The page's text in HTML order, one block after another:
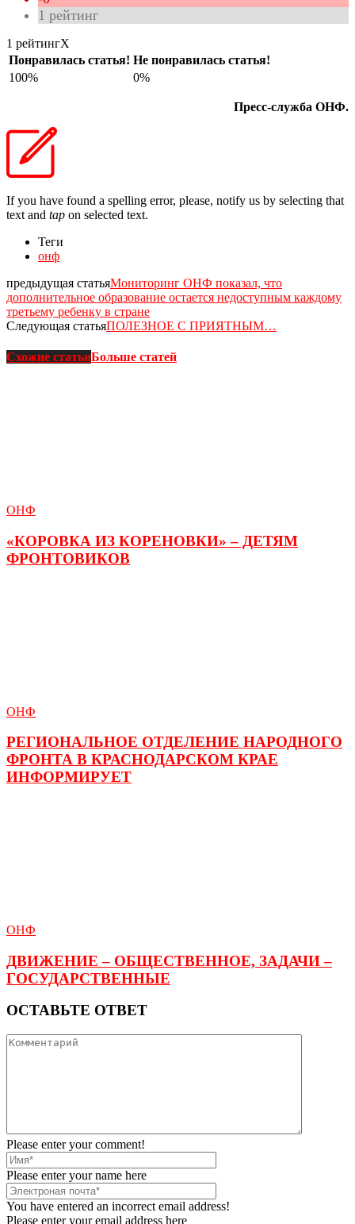
1 рейтинг
1 рейтингX
Понравилась статья! Не понравилась статья!
100%
0%
Пресс-служба ОНФ.
If you have found a spelling error, please, notify us by selecting that
text and tap on selected text.
Теги
онф
предыдущая статьяМониторинг ОНФ показал, что
дополнительное образование остается недоступным каждому
третьему ребенку в стране
Следующая статьяПОЛЕЗНОЕ С ПРИЯТНЫМ…
Схожие статьиБольше статей
ОНФ
«КОРОВКА ИЗ КОРЕНОВКИ» – ДЕТЯМ
ФРОНТОВИКОВ
ОНФ
РЕГИОНАЛЬНОЕ ОТДЕЛЕНИЕ НАРОДНОГО
ФРОНТА В КРАСНОДАРСКОМ КРАЕ
ИНФОРМИРУЕТ
ОНФ
ДВИЖЕНИЕ – ОБЩЕСТВЕННОЕ, ЗАДАЧИ –
ГОСУДАРСТВЕННЫЕ
ОСТАВЬТЕ ОТВЕТ
Please enter your comment!
Please enter your name here
You have entered an incorrect email address!
Please enter your email address here